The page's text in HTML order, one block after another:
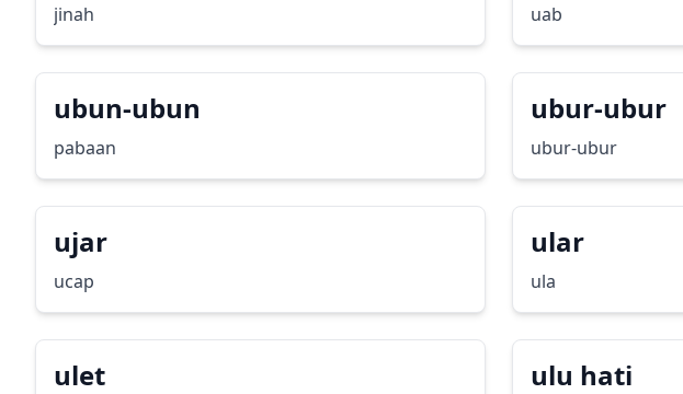
jinah uab
ubun-ubun
pabaan
ubur-ubur
ubur-ubur
ujar
ucap
ular
ula
ulet ulu hati